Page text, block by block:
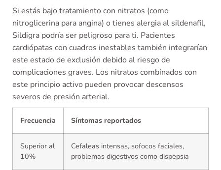
Si estás bajo tratamiento con nitratos (como
nitroglicerina para angina) o tienes alergia al sildenafil,
Sildigra podría ser peligroso para ti. Pacientes
cardiópatas con cuadros inestables también integrarían
este estado de exclusión debido al riesgo de
complicaciones graves. Los nitratos combinados con
este principio activo pueden provocar descensos
severos de presión arterial.
Frecuencia Síntomas reportados
Superior al
10%
Cefaleas intensas, sofocos faciales,
problemas digestivos como dispepsia